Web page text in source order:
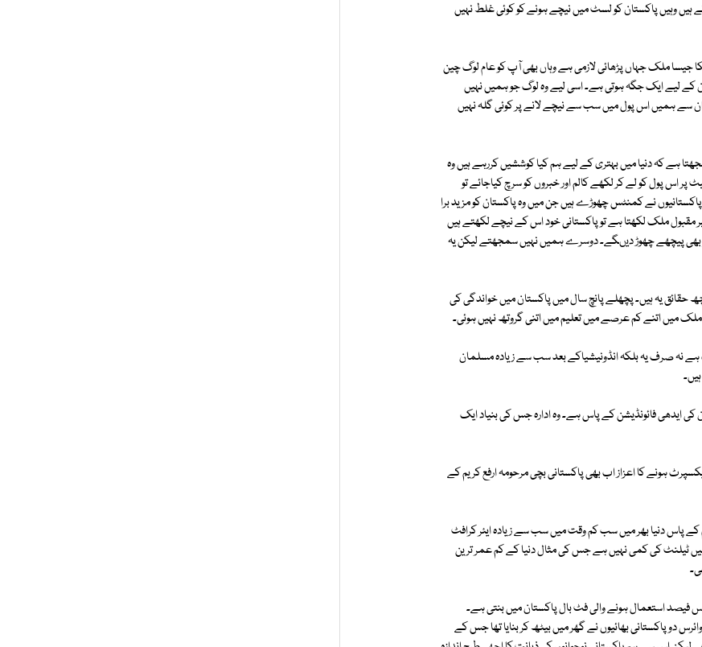
ہیں وہیں پاکستان کو لسٹ میں نیچے ہونے کو کوئی غلط نہیں
جیسا ملک جہاں پڑھائی لازمی ہے وہاں بھی آپ کو عام لوگ چین
ان کے لیے ایک جگہ ہوتی ہے۔ اسی لیے وہ لوگ جو ہمیں نہیں
ان سے ہمیں اس پول میں سب سے نیچے لانے پر کوئی گلہ نہیں
ہے کہ دنیا میں بہتری کے لیے ہم کیا کوششیں کررہے ہیں وہ
اس پول کو لے کر لکھے کالم اور خبروں کو سرچ کیاجائے تو
نے کمنٹس چھوڑے ہیں جن میں وہ پاکستان کو مزید برا
مقبول ملک لکھتا ہے تو پاکستانی خود اس کے نیچے لکھتے ہیں
کو بھی پیچھے چھوڑ دیںگے۔ دوسرے ہمیں نہیں سمجھتے لیکن یہ
یہ ہیں۔ پچھلے پانچ سال میں پاکستان میں خواندگی کی
میں اتنے کم عرصے میں تعلیم میں اتنی گروتھ نہیں ہوئی۔
ہے نہ صرف یہ بلکہ انڈونیشیاکے بعد سب سے زیادہ مسلمان
ایدھی فائونڈیشن کے پاس ہے۔ وہ ادارہ جس کی بنیاد ایک
ہونے کا اعزاز اب بھی پاکستانی بچی مرحومہ ارفع کریم کے
کے پاس دنیا بھر میں سب کم وقت میں سب سے زیادہ ایئر کرافٹ
میں ٹیلنٹ کی کمی نہیں ہے جس کی مثال دنیا کے کم عمر ترین
فیصد استعمال ہونے والی فٹ بال پاکستان میں بنتی ہے۔
دو پاکستانی بھائیوں نے گھر میں بیٹھ کر بنایا تھا جس کے